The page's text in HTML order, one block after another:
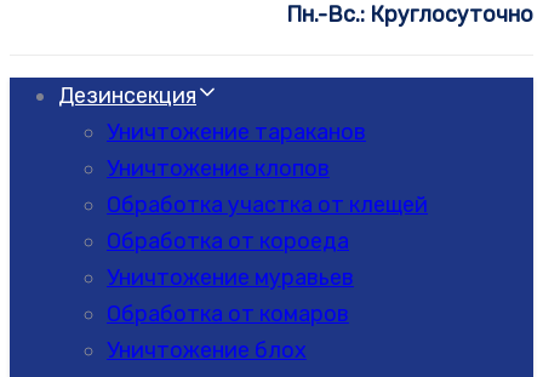
Пн.-Вс.: Круглосуточно
Дезинсекция
Уничтожение тараканов
Уничтожение клопов
Обработка участка от клещей
Обработка от короеда
Уничтожение муравьев
Обработка от комаров
Уничтожение блох